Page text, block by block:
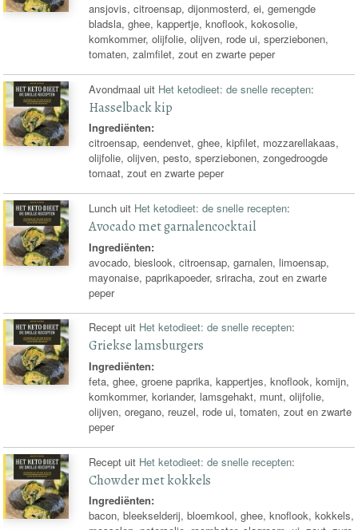
ansjovis, citroensap, dijonmosterd, ei, gemengde
bladsla, ghee, kappertje, knoflook, kokosolie,
komkommer, olijfolie, olijven, rode ui, sperziebonen,
tomaten, zalmfilet, zout en zwarte peper
Avondmaal uit Het ketodieet: de snelle recepten:
Hasselback kip
Ingrediënten:
citroensap, eendenvet, ghee, kipfilet, mozzarellakaas,
olijfolie, olijven, pesto, sperziebonen, zongedroogde
tomaat, zout en zwarte peper
Lunch uit Het ketodieet: de snelle recepten:
Avocado met garnalencocktail
Ingrediënten:
avocado, bieslook, citroensap, garnalen, limoensap,
mayonaise, paprikapoeder, sriracha, zout en zwarte
peper
Recept uit Het ketodieet: de snelle recepten:
Griekse lamsburgers
Ingrediënten:
feta, ghee, groene paprika, kappertjes, knoflook, komijn,
komkommer, koriander, lamsgehakt, munt, olijfolie,
olijven, oregano, reuzel, rode ui, tomaten, zout en zwarte
peper
Recept uit Het ketodieet: de snelle recepten:
Chowder met kokkels
Ingrediënten:
bacon, bleekselderij, bloemkool, ghee, knoflook, kokkels,